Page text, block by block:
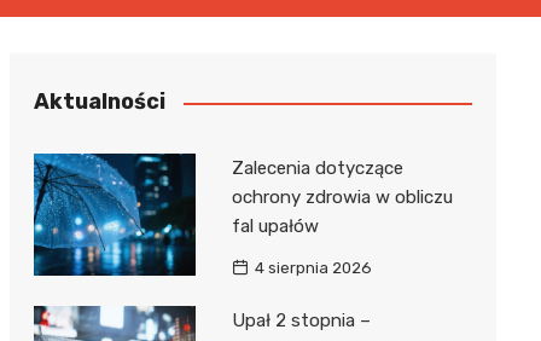
Taxi
Aktualności
Zalecenia dotyczące
ochrony zdrowia w obliczu
fal upałów
4 sierpnia 2026
Upał 2 stopnia –